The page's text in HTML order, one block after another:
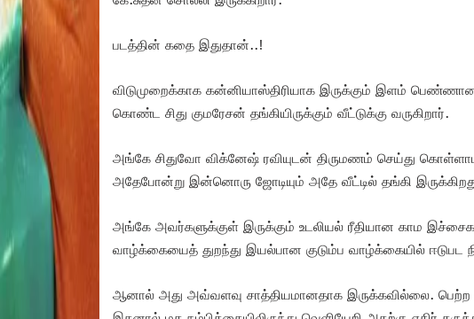
படத்தின் கதை இதுதான்..!
விடுமுறைக்காக கன்னியாஸ்திரியாக இருக்கும் இளம்
கொண்ட சிது குமரேசன் தங்கியிருக்கும் வீட்டுக்கு வருகிறார்.
அங்கே சிதுவோ விக்னேஷ் ரவியுடன் திருமணம் செய்து
அதேபோன்று இன்னொரு ஜோடியும் அதே வீட்டில் தங்கி
அங்கே அவர்களுக்குள் இருக்கும் உடலியல் ரீதியான காம
வாழ்க்கையைத் துறந்து இயல்பான குடும்ப வாழ்க்கையில் ஈடுபட
ஆனால் அது அவ்வளவு சாத்தியமானதாக இருக்கவில்லை. பெற்ற